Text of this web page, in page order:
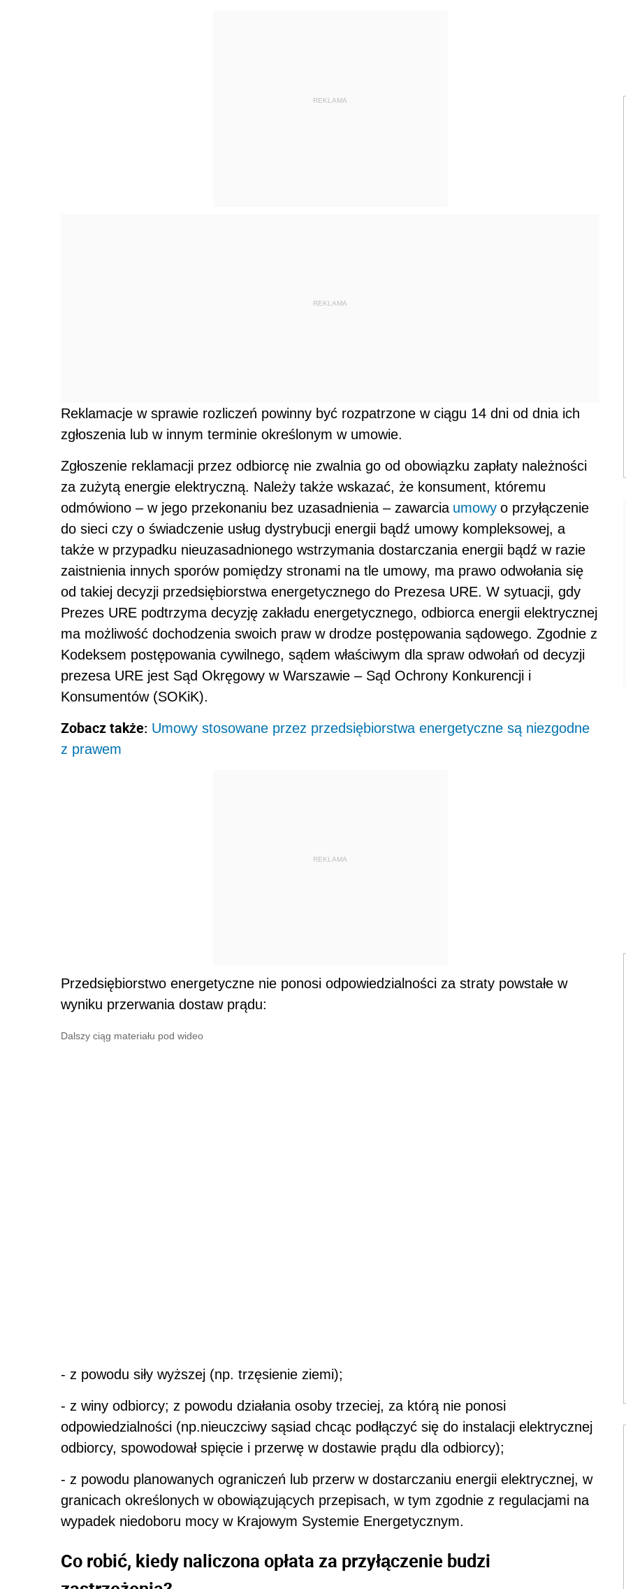
REKLAMA
REKLAMA
Reklamacje w sprawie rozliczeń powinny być rozpatrzone w ciągu 14 dni od dnia ich
zgłoszenia lub w innym terminie określonym w umowie.
Zgłoszenie reklamacji przez odbiorcę nie zwalnia go od obowiązku zapłaty należności
za zużytą energie elektryczną. Należy także wskazać, że konsument, któremu
odmówiono – w jego przekonaniu bez uzasadnienia – zawarcia umowy o przyłączenie
do sieci czy o świadczenie usług dystrybucji energii bądź umowy kompleksowej, a
także w przypadku nieuzasadnionego wstrzymania dostarczania energii bądź w razie
zaistnienia innych sporów pomiędzy stronami na tle umowy, ma prawo odwołania się
od takiej decyzji przedsiębiorstwa energetycznego do Prezesa URE. W sytuacji, gdy
Prezes URE podtrzyma decyzję zakładu energetycznego, odbiorca energii elektrycznej
ma możliwość dochodzenia swoich praw w drodze postępowania sądowego. Zgodnie z
Kodeksem postępowania cywilnego, sądem właściwym dla spraw odwołań od decyzji
prezesa URE jest Sąd Okręgowy w Warszawie – Sąd Ochrony Konkurencji i
Konsumentów (SOKiK).
Zobacz także: Umowy stosowane przez przedsiębiorstwa energetyczne są niezgodne
z prawem
REKLAMA
Przedsiębiorstwo energetyczne nie ponosi odpowiedzialności za straty powstałe w
wyniku przerwania dostaw prądu:
Dalszy ciąg materiału pod wideo
- z powodu siły wyższej (np. trzęsienie ziemi);
- z winy odbiorcy; z powodu działania osoby trzeciej, za którą nie ponosi
odpowiedzialności (np.nieuczciwy sąsiad chcąc podłączyć się do instalacji elektrycznej
odbiorcy, spowodował spięcie i przerwę w dostawie prądu dla odbiorcy);
- z powodu planowanych ograniczeń lub przerw w dostarczaniu energii elektrycznej, w
granicach określonych w obowiązujących przepisach, w tym zgodnie z regulacjami na
wypadek niedoboru mocy w Krajowym Systemie Energetycznym.
Co robić, kiedy naliczona opłata za przyłączenie budzi